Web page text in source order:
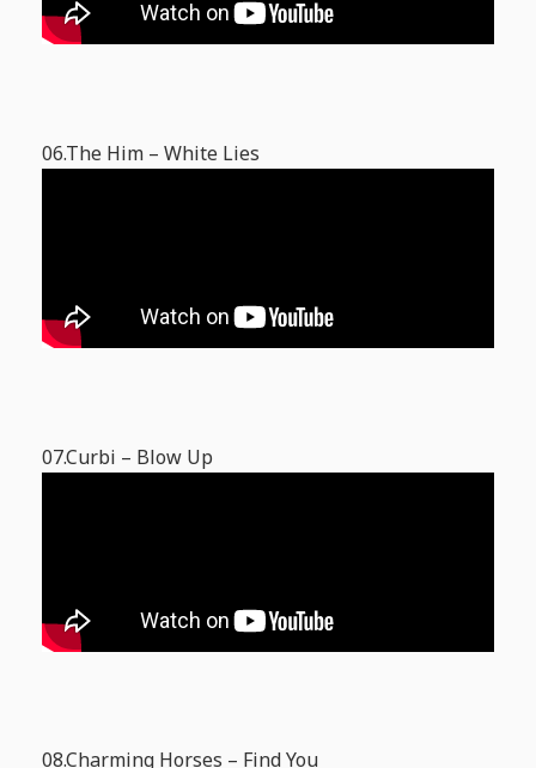
06.The Him – White Lies
07.Curbi – Blow Up
08.Charming Horses – Find You